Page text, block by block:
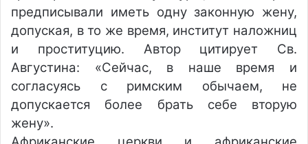
предписывали иметь одну законную жену,
допуская, в то же время, институт наложниц
и проституцию. Автор цитирует Св.
Августина: «Сейчас, в наше время и
согласуясь с римским обычаем, не
допускается более брать себе вторую
жену».